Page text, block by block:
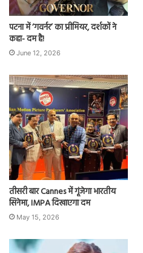
पटना में ‘गवर्नर’ का प्रीमियर, दर्शकों ने
कहा- दम है!
June 12, 2026
तीसरी बार Cannes में गूंजेगा भारतीय
सिनेमा, IMPA दिखाएगा दम
May 15, 2026